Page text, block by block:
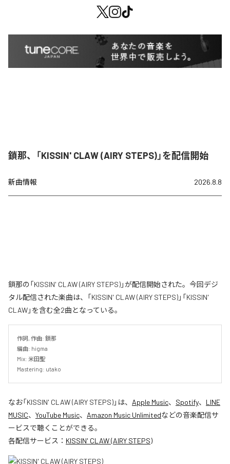
鎖那、「KISSIN' CLAW (AIRY STEPS)」を配信開始
新曲情報 2026.8.8
鎖那の「KISSIN' CLAW (AIRY STEPS)」が配信開始された。今回デジ
タル配信された楽曲は、「KISSIN' CLAW (AIRY STEPS)」「KISSIN'
CLAW」を含む全2曲となっている。
作詞, 作曲: 鎖那
編曲: higma
Mix: 米田聖
Mastering: utako
なお「KISSIN' CLAW (AIRY STEPS)」は、 Apple Music、 Spotify、 LINE
MUSIC、 YouTube Music、 Amazon Music Unlimitedなどの音楽配信サ
ービスで聴くことができる。
各配信サービス： KISSIN' CLAW (AIRY STEPS)